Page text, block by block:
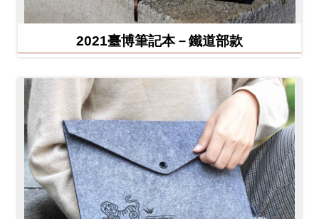
2021臺博筆記本－鐵道部款